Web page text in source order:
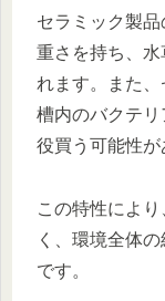
セラミック製
重さを持ち、
れます。また
槽内のバクテ
役買う可能性が
この特性によ
く、環境全体
です。